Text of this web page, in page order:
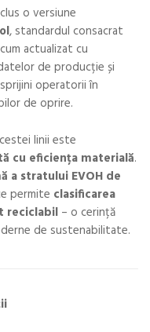
o versiune
, standardul consacrat
actualizat cu
de producție și
operatorii în
de oprire.
linii este
cu eficiența materială.
a stratului EVOH de
permite clasificarea
reciclabil – o cerință
de sustenabilitate.